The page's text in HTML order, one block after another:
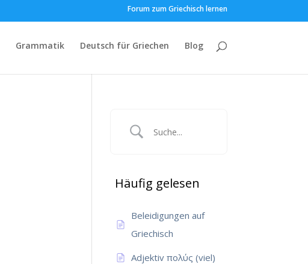
Forum zum Griechisch lernen
Grammatik Deutsch für Griechen Blog
Häufig gelesen
Beleidigungen auf
Griechisch
Adjektiv πολύς (viel)